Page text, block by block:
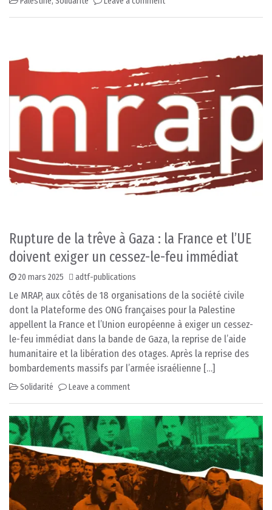
Rupture de la trêve à Gaza : la France et l’UE
doivent exiger un cessez-le-feu immédiat
20 mars 2025 adtf-publications
Le MRAP, aux côtés de 18 organisations de la société civile
dont la Plateforme des ONG françaises pour la Palestine
appellent la France et l’Union européenne à exiger un cessez-
le-feu immédiat dans la bande de Gaza, la reprise de l’aide
humanitaire et la libération des otages. Après la reprise des
bombardements massifs par l’armée israélienne […]
Solidarité Leave a comment